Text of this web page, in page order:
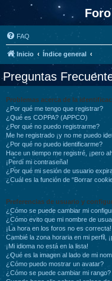
FAQ
Inicio Índice general
Preguntas
Problemas acerca de la
¿Por qué me tengo que registrar?
¿Qué es COPPA? (APPCO)
¿Por qué no puedo registrarme?
Me he registrado ¡y no me puedo
¿Por qué no puedo identificarme?
Hace un tiempo me registré, ¡pero
¡Perdí mi contraseña!
¿Por qué mi sesión de usuario
¿Cuál es la función de “Borrar
Preferencias de usuario y
¿Cómo se puede cambiar mi
¿Cómo evito que mi nombre de
¡La hora en los foros no es correcta!
Cambié la zona horaria en mi perfil,
¡Mi idioma no está en la lista!
¿Qué es la imagen al lado de mi
¿Cómo puedo mostrar un avatar?
¿Cómo se puede cambiar mi rango?